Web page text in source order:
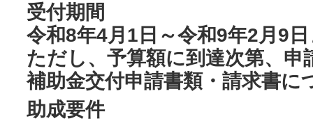
受付期間
令和8年4月1日～令和9年2月9
ただし、予算額に到達次第、申
補助金交付申請書類・請求書に
助成要件